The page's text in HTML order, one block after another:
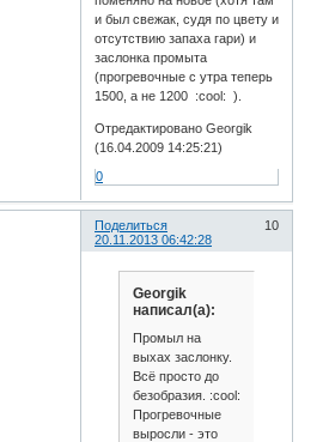
и был свежак, судя по цвету и
отсутствию запаха гари) и
заслонка промыта
(прогревочные с утра теперь
1500, а не 1200 :cool: ).
Отредактировано Georgik
(16.04.2009 14:25:21)
0
Поделиться
10
20.11.2013 06:42:28
Georgik
написал(а):
Промыл на
выхах заслонку.
Всё просто до
безобразия. :cool:
Прогревочные
выросли - это